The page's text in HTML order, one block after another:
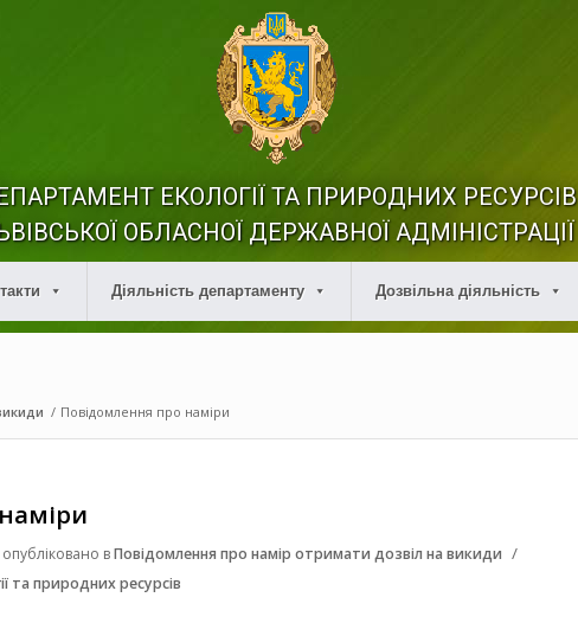
ЕКОЛОГІЇ ТА ПРИРОДНИХ РЕСУРСІВ
ОБЛАСНОЇ ДЕРЖАВНОЇ АДМІНІСТРАЦІЇ
Діяльність департаменту Дозвільна діяльність
/ Повідомлення про наміри
опубліковано вПовідомлення про намір отримати дозвіл на викиди /
та природних ресурсів